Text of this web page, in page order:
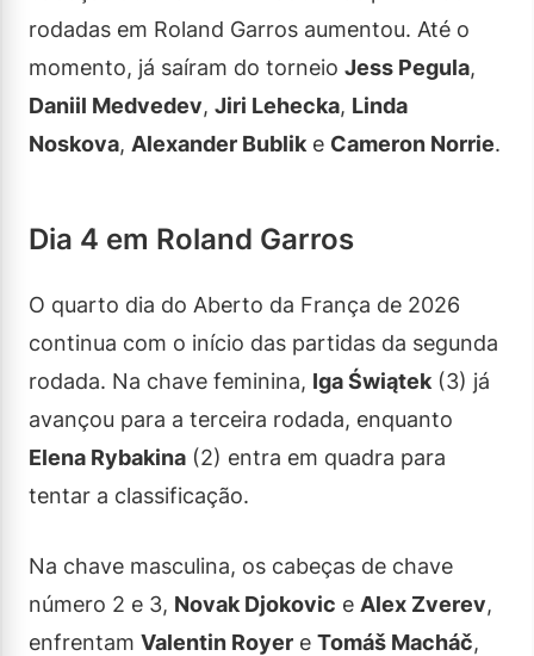
rodadas em Roland Garros aumentou. Até o
momento, já saíram do torneio Jess Pegula,
Daniil Medvedev, Jiri Lehecka, Linda
Noskova, Alexander Bublik e Cameron Norrie.
Dia 4 em Roland Garros
O quarto dia do Aberto da França de 2026
continua com o início das partidas da segunda
rodada. Na chave feminina, Iga Świątek (3) já
avançou para a terceira rodada, enquanto
Elena Rybakina (2) entra em quadra para
tentar a classificação.
Na chave masculina, os cabeças de chave
número 2 e 3, Novak Djokovic e Alex Zverev,
enfrentam Valentin Royer e Tomáš Macháč,